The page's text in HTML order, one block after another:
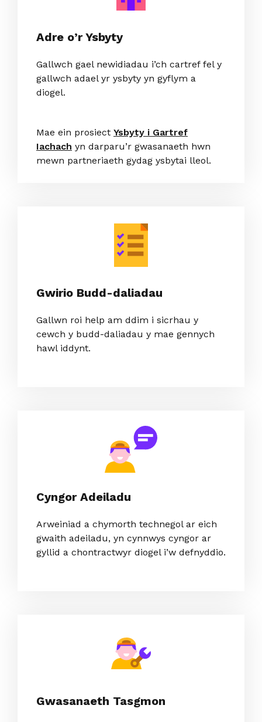
Adre o’r Ysbyty
Gallwch gael newidiadau i’ch cartref fel y
gallwch adael yr ysbyty yn gyflym a
diogel.
Mae ein prosiect Ysbyty i Gartref
Iachach yn darparu’r gwasanaeth hwn
mewn partneriaeth gydag ysbytai lleol.
Gwirio Budd-daliadau
Gallwn roi help am ddim i sicrhau y
cewch y budd-daliadau y mae gennych
hawl iddynt.
Cyngor Adeiladu
Arweiniad a chymorth technegol ar eich
gwaith adeiladu, yn cynnwys cyngor ar
gyllid a chontractwyr diogel i’w defnyddio.
Gwasanaeth Tasgmon